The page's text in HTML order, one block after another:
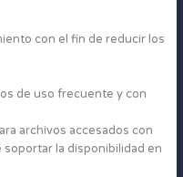
con el fin de reducir los
de uso frecuente y con
archivos accesados con
la disponibilidad en